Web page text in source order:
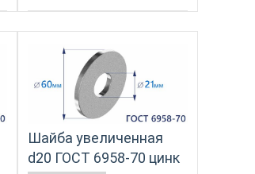
Шайба увеличенная
d20 ГОСТ 6958-70 цинк